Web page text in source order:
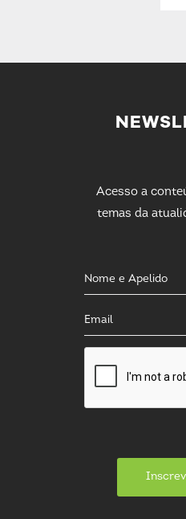
Acesso a
temas da